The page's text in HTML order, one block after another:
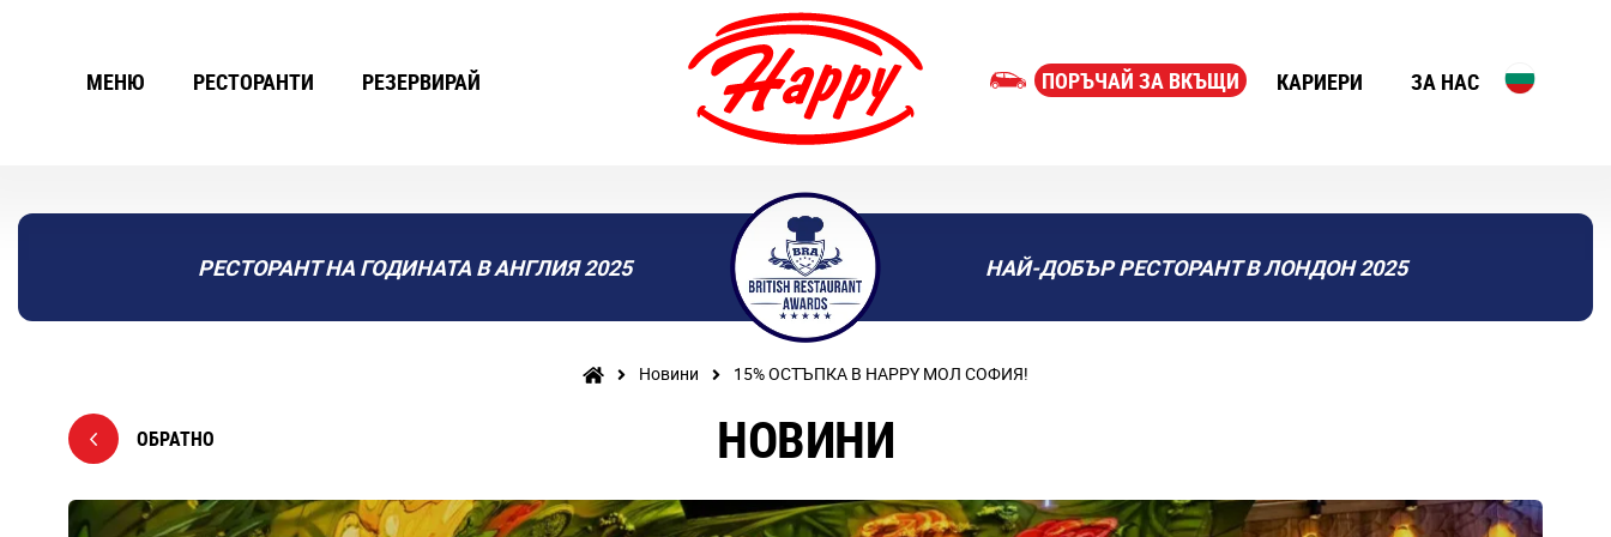
МЕНЮ РЕСТОРАНТИ РЕЗЕРВИРАЙ ПОРЪЧАЙ ЗА ВКЪЩИ КАРИЕРИ ЗА НАС
РЕСТОРАНТ НА ГОДИНАТА В АНГЛИЯ 2025 НАЙ-ДОБЪР РЕСТОРАНТ В ЛОНДОН 2025
Новини 15% ОСТЪПКА В HAPPY МОЛ СОФИЯ!
ОБРАТНО НОВИНИ